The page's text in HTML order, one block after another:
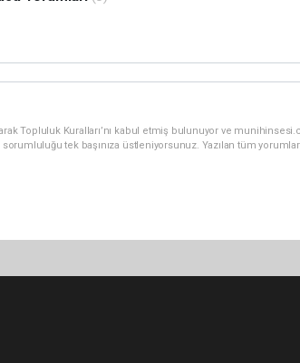
Topluluk Kuralları’nı kabul etmiş bulunuyor ve
sorumluluğu tek başınıza üstleniyorsunuz. Yazılan tüm